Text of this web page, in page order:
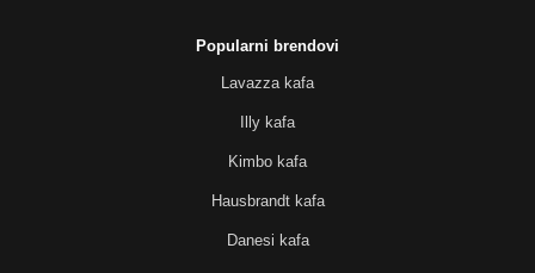
Popularni brendovi
Lavazza kafa
Illy kafa
Kimbo kafa
Hausbrandt kafa
Danesi kafa